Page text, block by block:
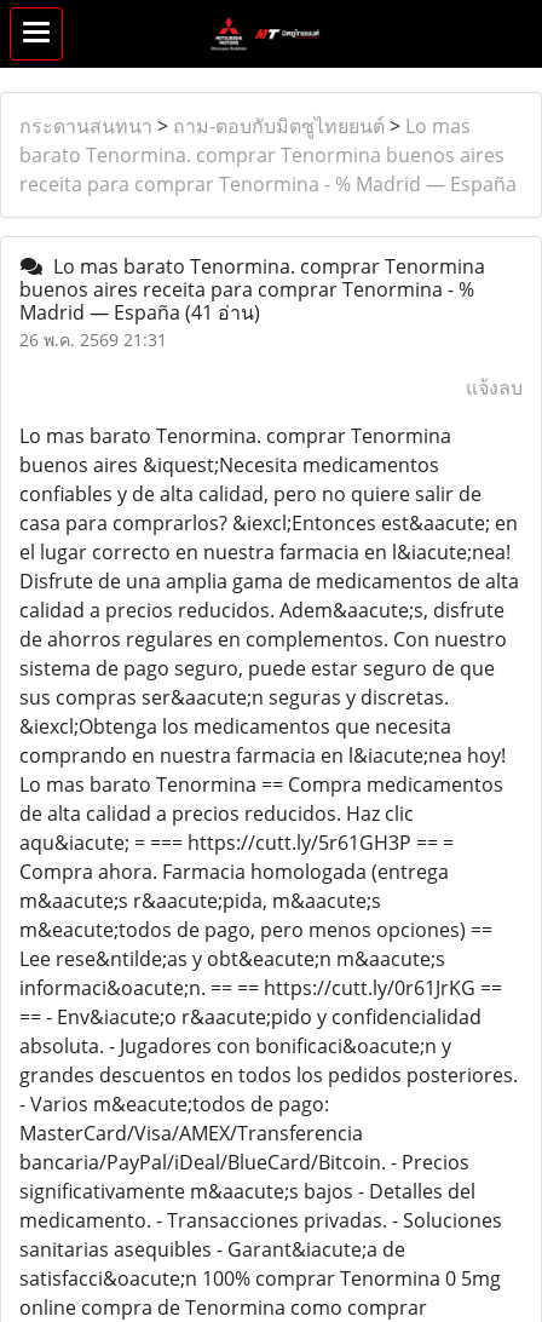
กระดานสนทนา > ถาม-ตอบกับมิตซูไทยยนต์ > Lo mas
barato Tenormina. comprar Tenormina buenos aires
receita para comprar Tenormina - % Madrid — España
Lo mas barato Tenormina. comprar Tenormina
buenos aires receita para comprar Tenormina - %
Madrid — España (41 อ่าน)
26 พ.ค. 2569 21:31
แจ้งลบ
Lo mas barato Tenormina. comprar Tenormina
buenos aires &iquest;Necesita medicamentos
confiables y de alta calidad, pero no quiere salir de
casa para comprarlos? &iexcl;Entonces est&aacute; en
el lugar correcto en nuestra farmacia en l&iacute;nea!
Disfrute de una amplia gama de medicamentos de alta
calidad a precios reducidos. Adem&aacute;s, disfrute
de ahorros regulares en complementos. Con nuestro
sistema de pago seguro, puede estar seguro de que
sus compras ser&aacute;n seguras y discretas.
&iexcl;Obtenga los medicamentos que necesita
comprando en nuestra farmacia en l&iacute;nea hoy!
Lo mas barato Tenormina == Compra medicamentos
de alta calidad a precios reducidos. Haz clic
aqu&iacute; = === https://cutt.ly/5r61GH3P == =
Compra ahora. Farmacia homologada (entrega
m&aacute;s r&aacute;pida, m&aacute;s
m&eacute;todos de pago, pero menos opciones) ==
Lee rese&ntilde;as y obt&eacute;n m&aacute;s
informaci&oacute;n. == == https://cutt.ly/0r61JrKG ==
== - Env&iacute;o r&aacute;pido y confidencialidad
absoluta. - Jugadores con bonificaci&oacute;n y
grandes descuentos en todos los pedidos posteriores.
- Varios m&eacute;todos de pago:
MasterCard/Visa/AMEX/Transferencia
bancaria/PayPal/iDeal/BlueCard/Bitcoin. - Precios
significativamente m&aacute;s bajos - Detalles del
medicamento. - Transacciones privadas. - Soluciones
sanitarias asequibles - Garant&iacute;a de
satisfacci&oacute;n 100% comprar Tenormina 0 5mg
online compra de Tenormina como comprar